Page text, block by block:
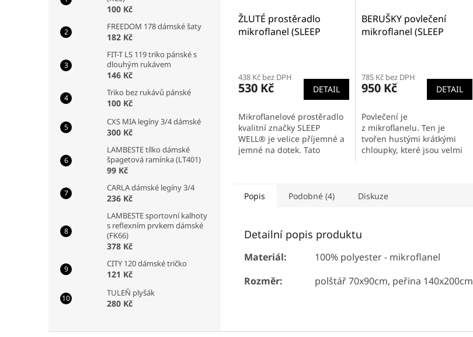
100 Kč
FREEDOM 178 dámské šaty
182 Kč
FIT-T LS 119 triko pánské s
dlouhým rukávem
146 Kč
Triko bez rukávů pánské
100 Kč
CXS MIA legíny 3/4 dámské
300 Kč
LAMBESTE tílko dámské
špagetová ramínka (LT401)
99 Kč
CARLA dámské legíny 3/4
236 Kč
LAMBESTE sportovní kalhoty
s reflexním prvkem dámské
(FK66)
378 Kč
CITY 120 dámské tričko
121 Kč
TULEŇ plyšák
280 Kč
ŽLUTÉ prostěradlo
mikroflanel (SLEEP
438 Kč bez DPH
530 Kč DETAIL
Mikroflanelové prostěradlo
kvalitní značky SLEEP
WELL® je velice příjemné a
jemné na dotek. Tato
výborné...
BERUŠKY povlečení
mikroflanel (SLEEP
785 Kč bez DPH
950 Kč DETAIL
Povlečení je
z mikroflanelu. Ten je
tvořen hustými krátkými
chloupky, které jsou velmi
vlastnosti...
Popis Podobné (4) Diskuze
Detailní popis produktu
Materiál:
100% polyester - mikroflanel
Rozměr:
polštář 70x90cm, peřina 140x200cm